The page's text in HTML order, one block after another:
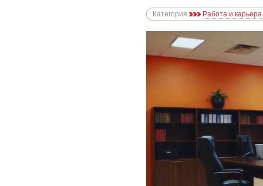
Категория Работа и карьера